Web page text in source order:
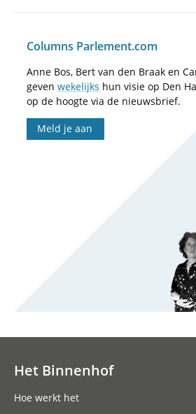
Columns Parlement.com
Anne Bos, Bert van den Braak en
geven wekelijks hun visie op Den
op de hoogte via de nieuwsbrief.
Meld je aan
Het Binnenhof
Hoe werkt het